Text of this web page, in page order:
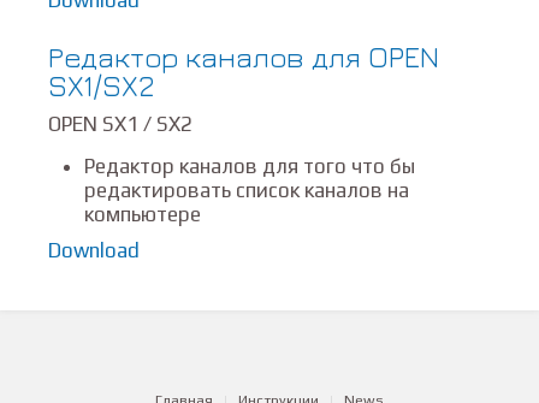
Редактор каналов для OPEN
SX1/SX2
OPEN SX1 / SX2
Редактор каналов для того что бы
редактировать список каналов на
компьютере
Download